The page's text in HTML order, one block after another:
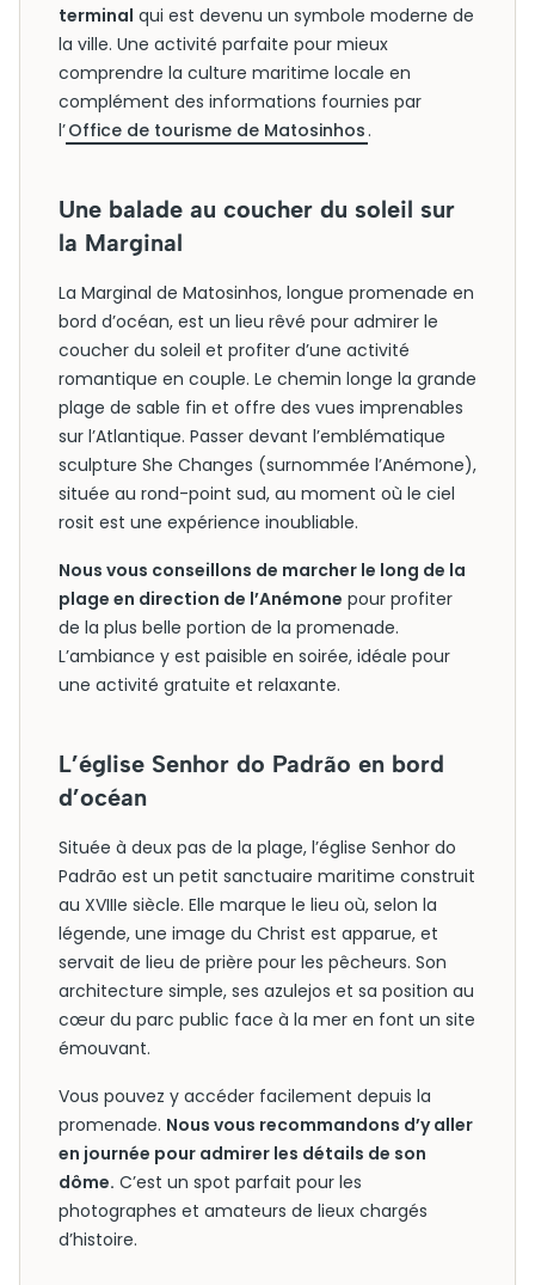
terminal qui est devenu un symbole moderne de
la ville. Une activité parfaite pour mieux
comprendre la culture maritime locale en
complément des informations fournies par
l’Office de tourisme de Matosinhos .
Une balade au coucher du soleil sur
la Marginal
La Marginal de Matosinhos, longue promenade en
bord d’océan, est un lieu rêvé pour admirer le
coucher du soleil et profiter d’une activité
romantique en couple. Le chemin longe la grande
plage de sable fin et offre des vues imprenables
sur l’Atlantique. Passer devant l’emblématique
sculpture She Changes (surnommée l’Anémone),
située au rond-point sud, au moment où le ciel
rosit est une expérience inoubliable.
Nous vous conseillons de marcher le long de la
plage en direction de l’Anémone pour profiter
de la plus belle portion de la promenade.
L’ambiance y est paisible en soirée, idéale pour
une activité gratuite et relaxante.
L’église Senhor do Padrão en bord
d’océan
Située à deux pas de la plage, l’église Senhor do
Padrão est un petit sanctuaire maritime construit
au XVIIIe siècle. Elle marque le lieu où, selon la
légende, une image du Christ est apparue, et
servait de lieu de prière pour les pêcheurs. Son
architecture simple, ses azulejos et sa position au
cœur du parc public face à la mer en font un site
émouvant.
Vous pouvez y accéder facilement depuis la
promenade. Nous vous recommandons d’y aller
en journée pour admirer les détails de son
dôme. C’est un spot parfait pour les
photographes et amateurs de lieux chargés
d’histoire.